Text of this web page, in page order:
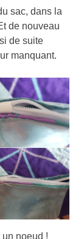
sac, dans la
de nouveau
de suite
manquant.
un noeud !